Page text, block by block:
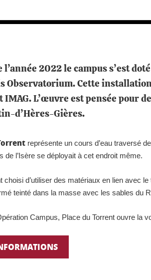
l’année 2022 le campus s’est
Observatorium. Cette
IMAG. L’œuvre est pensée
d’Hères-Gières.
représente un cours d’eau traversé
de l’Isère se déployait à cet endroit même.
choisi d’utiliser des matériaux en lien avec
teinté dans la masse avec les sables du
Campus, Place du Torrent ouvre la